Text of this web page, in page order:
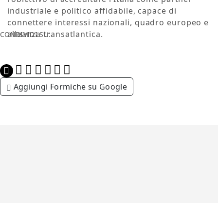
industriale e politico affidabile, capace di
connettere interessi nazionali, quadro europeo e
alleanza transatlantica.
CONDIVIDI SU:
Aggiungi Formiche su Google